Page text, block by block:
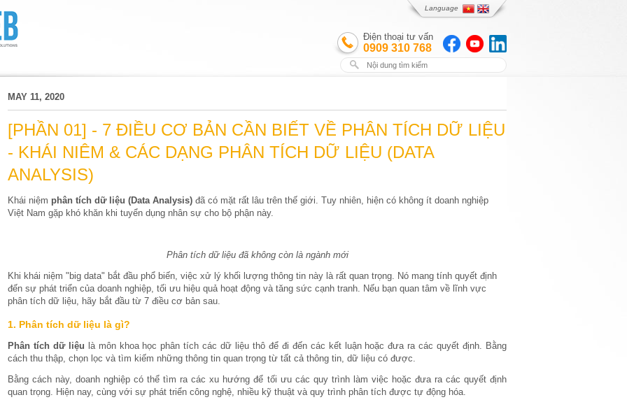
Language
Điện thoại tư vấn
0909 310 768
MAY 11, 2020
[PHẦN 01] - 7 ĐIỀU CƠ BẢN CẦN BIẾT VỀ PHÂN TÍCH DỮ LIỆU
- KHÁI NIÊM & CÁC DẠNG PHÂN TÍCH DỮ LIỆU (DATA
ANALYSIS)
Khái niệm phân tích dữ liệu (Data Analysis) đã có mặt rất lâu trên thế giới. Tuy nhiên, hiện có không ít doanh nghiệp
Việt Nam gặp khó khăn khi tuyển dụng nhân sự cho bộ phận này.
Phân tích dữ liệu đã không còn là ngành mới
Khi khái niệm "big data" bắt đầu phổ biến, việc xử lý khối lượng thông tin này là rất quan trọng. Nó mang tính quyết định
đến sự phát triển của doanh nghiệp, tối ưu hiệu quả hoạt động và tăng sức cạnh tranh. Nếu bạn quan tâm về lĩnh vực
phân tích dữ liệu, hãy bắt đầu từ 7 điều cơ bản sau.
1. Phân tích dữ liệu là gì?
Phân tích dữ liệu là môn khoa học phân tích các dữ liệu thô để đi đến các kết luận hoặc đưa ra các quyết định. Bằng
cách thu thập, chọn lọc và tìm kiếm những thông tin quan trọng từ tất cả thông tin, dữ liệu có được.
Bằng cách này, doanh nghiệp có thể tìm ra các xu hướng để tối ưu các quy trình làm việc hoặc đưa ra các quyết định
quan trọng. Hiện nay, cùng với sự phát triển công nghệ, nhiều kỹ thuật và quy trình phân tích được tự động hóa.